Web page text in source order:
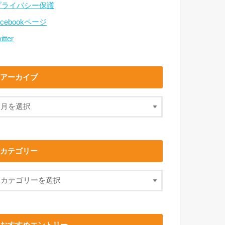
ライバシー保護
ページ
アーカイブ
カテゴリー